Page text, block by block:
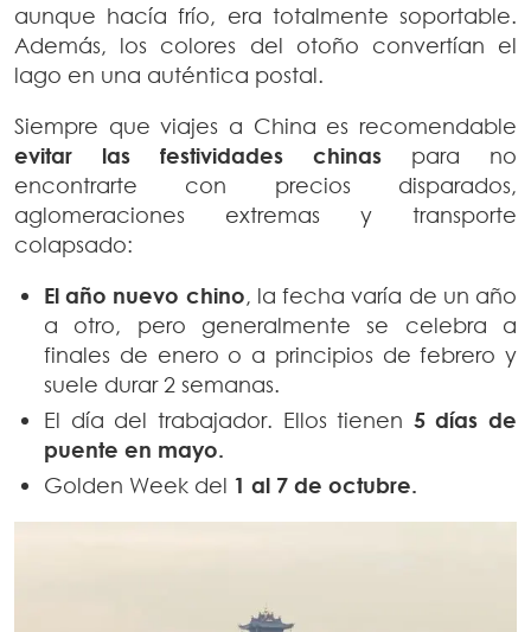
aunque hacía frío, era totalmente soportable.
Además, los colores del otoño convertían el
lago en una auténtica postal.
Siempre que viajes a China es recomendable
evitar las festividades chinas para no
encontrarte con precios disparados,
aglomeraciones extremas y transporte
colapsado:
El año nuevo chino, la fecha varía de un año
a otro, pero generalmente se celebra a
finales de enero o a principios de febrero y
suele durar 2 semanas.
El día del trabajador. Ellos tienen 5 días de
puente en mayo.
Golden Week del 1 al 7 de octubre.